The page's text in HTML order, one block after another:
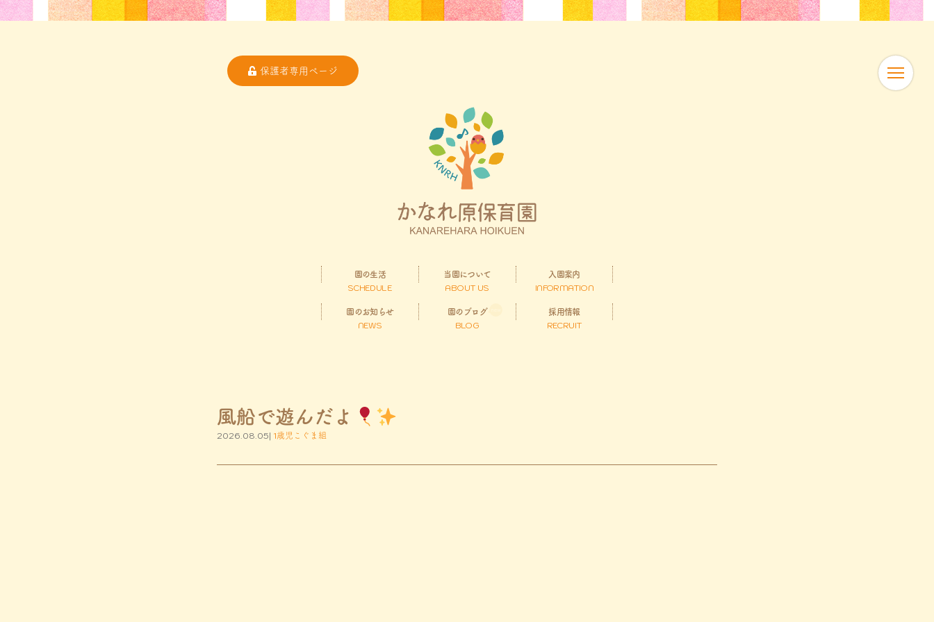
保護者専用ページ
園の生活
SCHEDULE
当園について
ABOUT US
入園案内
INFORMATION
園のお知らせ
NEWS
園のブログ
BLOG
採用情報
RECRUIT
風船で遊んだよ
2026.08.05| 1歳児こぐま組